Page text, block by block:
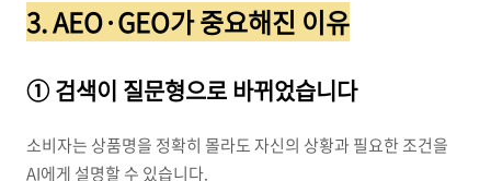
3. AEO·GEO가 중요해진 이유
① 검색이 질문형으로 바뀌었습니다
소비자는 상품명을 정확히 몰라도 자신의 상황과 필요한 조건을
AI에게 설명할 수 있습니다.